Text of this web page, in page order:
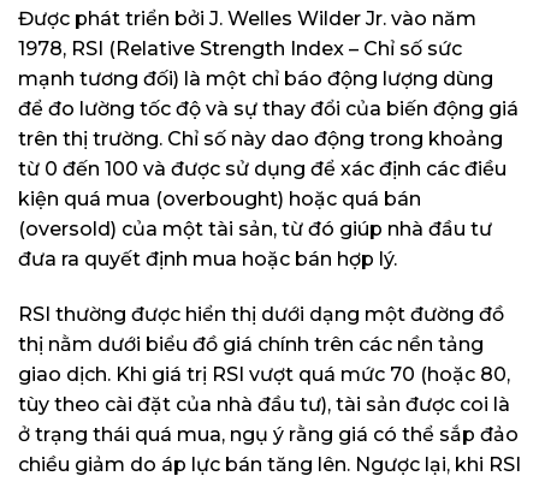
Được phát triển bởi J. Welles Wilder Jr. vào năm
1978, RSI (Relative Strength Index – Chỉ số sức
mạnh tương đối) là một chỉ báo động lượng dùng
để đo lường tốc độ và sự thay đổi của biến động giá
trên thị trường. Chỉ số này dao động trong khoảng
từ 0 đến 100 và được sử dụng để xác định các điều
kiện quá mua (overbought) hoặc quá bán
(oversold) của một tài sản, từ đó giúp nhà đầu tư
đưa ra quyết định mua hoặc bán hợp lý.
RSI thường được hiển thị dưới dạng một đường đồ
thị nằm dưới biểu đồ giá chính trên các nền tảng
giao dịch. Khi giá trị RSI vượt quá mức 70 (hoặc 80,
tùy theo cài đặt của nhà đầu tư), tài sản được coi là
ở trạng thái quá mua, ngụ ý rằng giá có thể sắp đảo
chiều giảm do áp lực bán tăng lên. Ngược lại, khi RSI